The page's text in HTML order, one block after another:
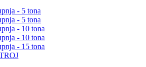
- 5 tona
- 5 tona
- 10 tona
- 10 tona
- 15 tona